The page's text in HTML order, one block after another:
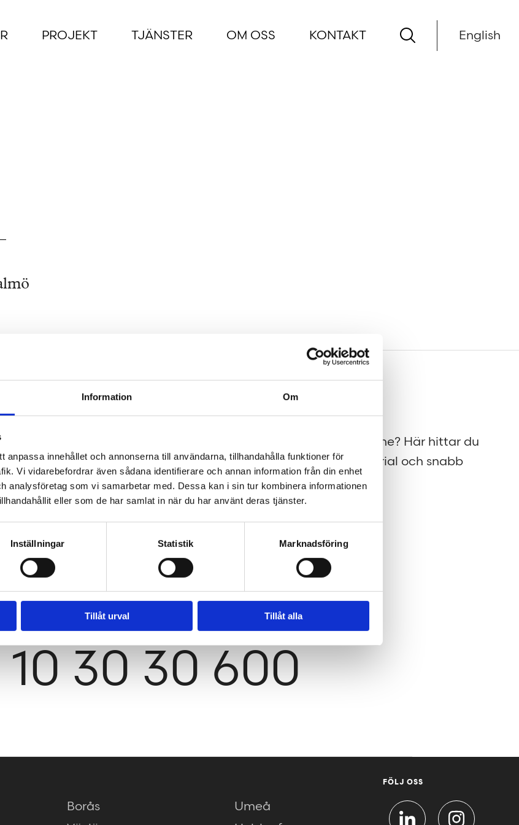
Information Om
anpassa innehållet och annonserna till användarna, tillhandahålla funktioner för
Vi vidarebefordrar även sådana identifierare och annan information från din enhet
analysföretag som vi samarbetar med. Dessa kan i sin tur kombinera informationen
eller som de har samlat in när du har använt deras tjänster.
Inställningar Statistik Marknadsföring
Tillåt urval Tillåt alla
PROJEKT TJÄNSTER OM OSS KONTAKT English
oss
vi alltid
som vill
med oss. Hör
Nyhetsbrev
TengbomTelegram.
Press
Tajt deadline? Här hittar du
pressmaterial och snabb
kontakt.
30 30 600
Borås
Umeå
FÖLJ OSS